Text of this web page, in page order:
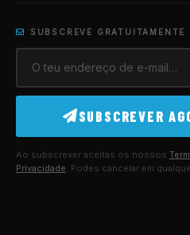
SUBSCREVE GRATUITAMENTE
SUBSCREVER
Ao subscrever aceitas os nossos
Privacidade. Podes cancelar em